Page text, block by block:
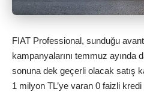
FIAT Professional, sunduğu
kampanyalarını temmuz ayında
sonuna dek geçerli olacak satış
1 milyon TL’ye varan 0 faizli